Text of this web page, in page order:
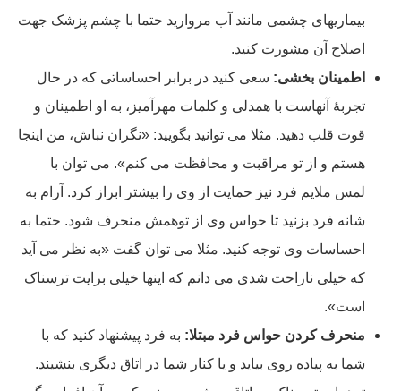
بیماریهای چشمی مانند آب مروارید حتما با چشم پزشک جهت
اصلاح آن مشورت کنید.
اطمینان بخشی: سعی کنید در برابر احساساتی که در حال
تجربۀ آنهاست با همدلی و کلمات مهرآمیز، به او اطمینان و
قوت قلب دهید. مثلا می توانید بگویید: «نگران نباش، من اینجا
هستم و از تو مراقبت و محافظت می کنم». می توان با
لمس ملایم فرد نیز حمایت از وی را بیشتر ابراز کرد. آرام به
شانه فرد بزنید تا حواس وی از توهمش منحرف شود. حتما به
احساسات وی توجه کنید. مثلا می توان گفت «به نظر می آید
که خیلی ناراحت شدی می دانم که اینها خیلی برایت ترسناک
است».
منحرف کردن حواس فرد مبتلا: به فرد پیشنهاد کنید که با
شما به پیاده روی بیاید و یا کنار شما در اتاق دیگری بنشیند.